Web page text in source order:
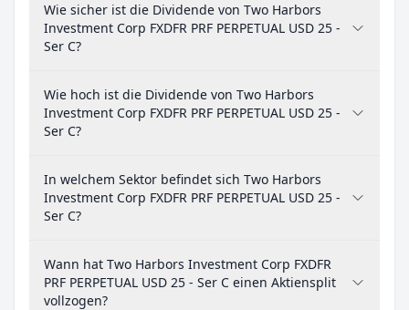
Wie sicher ist die Dividende von Two Harbors
Investment Corp FXDFR PRF PERPETUAL USD 25 -
Ser C?
Wie hoch ist die Dividende von Two Harbors
Investment Corp FXDFR PRF PERPETUAL USD 25 -
Ser C?
In welchem Sektor befindet sich Two Harbors
Investment Corp FXDFR PRF PERPETUAL USD 25 -
Ser C?
Wann hat Two Harbors Investment Corp FXDFR
PRF PERPETUAL USD 25 - Ser C einen Aktiensplit
vollzogen?